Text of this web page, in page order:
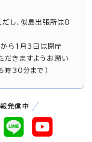
し、似島出張所は8
ら1月3日は閉庁
だきますようお願い
時30分まで）
発信中